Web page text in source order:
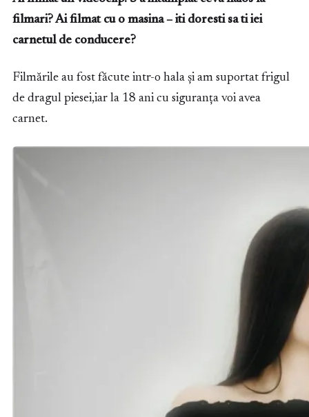
filmari? Ai filmat cu o masina – iti doresti sa ti iei
carnetul de conducere?
Filmările au fost făcute intr-o hala și am suportat frigul
de dragul piesei,iar la 18 ani cu siguranța voi avea
carnet.